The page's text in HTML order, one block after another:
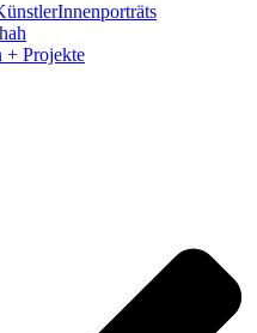
+ Projekte